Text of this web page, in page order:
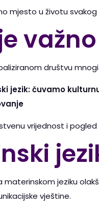
mjesto u životu svakog
društvu
jezik: čuvamo
vrijednost i pogled
jeziku
vještine.